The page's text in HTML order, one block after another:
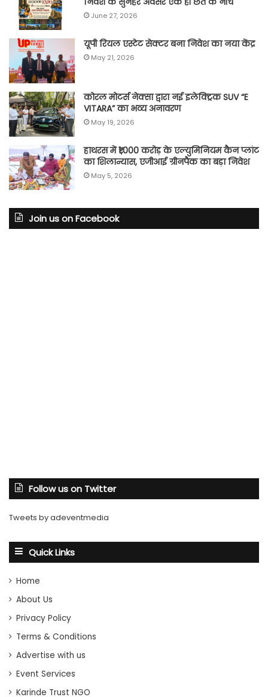
June 27, 2026
यूपी रियल एस्टेट सेक्टर बना निवेश का नया केंद्र
May 21, 2026
कोरल मोटर्स नेक्सा द्वारा नई इलेक्ट्रिक SUV “E
VITARA” का भव्य अनावरण
May 19, 2026
हाथरस में ₹1,000 करोड़ के एल्युमिनियम कैन प्लांट
का शिलान्यास, एजीआई ग्रीनपैक का बड़ा निवेश
May 5, 2026
Join us on Facebook
Follow us on Twitter
Tweets by adeventmedia
Quick Links
Home
About Us
Privacy Policy
Terms & Conditions
Advertise with us
Event Services
Karinde Trust NGO